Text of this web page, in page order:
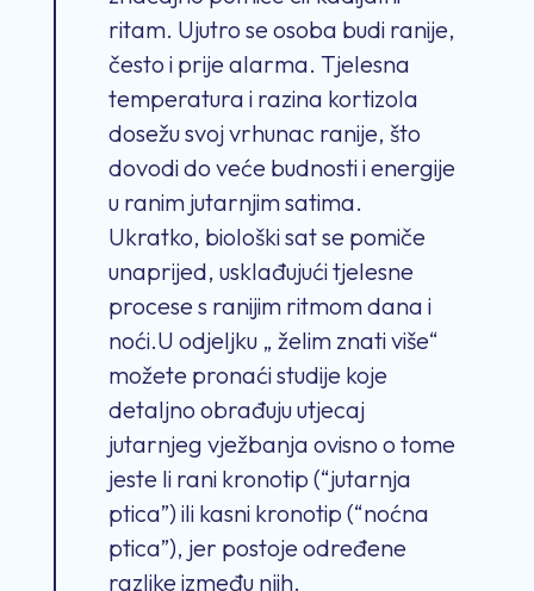
ritam. Ujutro se osoba budi ranije,
često i prije alarma. Tjelesna
temperatura i razina kortizola
dosežu svoj vrhunac ranije, što
dovodi do veće budnosti i energije
u ranim jutarnjim satima.
Ukratko, biološki sat se pomiče
unaprijed, usklađujući tjelesne
procese s ranijim ritmom dana i
noći.U odjeljku „ želim znati više“
možete pronaći studije koje
detaljno obrađuju utjecaj
jutarnjeg vježbanja ovisno o tome
jeste li rani kronotip (“jutarnja
ptica”) ili kasni kronotip (“noćna
ptica”), jer postoje određene
razlike između njih.